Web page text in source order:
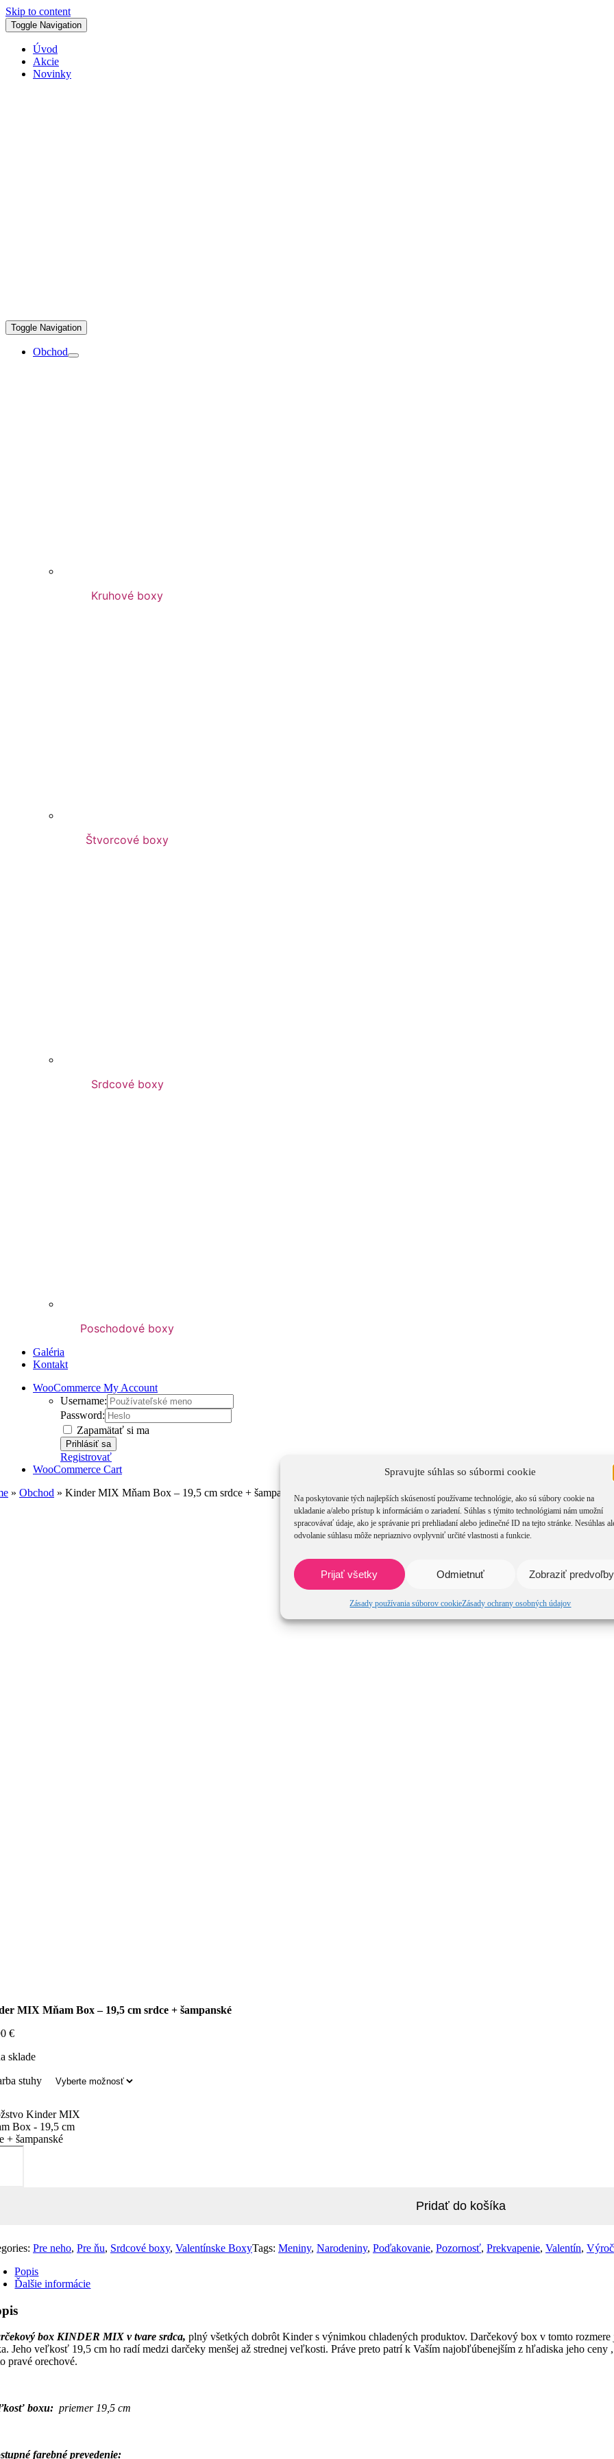
Spravujte súhlas so súbormi cookie
Na poskytovanie tých najlepších skúseností používame technológie, ako sú súbory cookie na
ukladanie a/alebo prístup k informáciám o zariadení. Súhlas s týmito technológiami nám umožní
spracovávať údaje, ako je správanie pri prehliadaní alebo jedinečné ID na tejto stránke. Nesúhlas
odvolanie súhlasu môže nepriaznivo ovplyvniť určité vlastnosti a funkcie.
Prijať všetky Odmietnuť Zobraziť predvoľby
Zásady používania súborov cookieZásady ochrany osobných údajov
Skip to content
Toggle Navigation
Úvod
Akcie
Novinky
Toggle Navigation
Obchod
Kruhové boxy
Štvorcové boxy
Srdcové boxy
Poschodové boxy
Galéria
Kontakt
WooCommerce My Account
Username:
Password:
Zapamätať si ma
Registrovať
WooCommerce Cart
» Obchod » Kinder MIX Mňam Box – 19,5 cm srdce + šampanské
MIX Mňam Box – 19,5 cm srdce + šampanské
€
sklade
stuhy
Kinder MIX
Box - 19,5 cm
+ šampanské
Pridať do košíka
Pre neho, Pre ňu, Srdcové boxy, Valentínske BoxyTags: Meniny, Narodeniny, Poďakovanie, Pozornosť, Prekvapenie, Valentín,
Popis
Ďalšie informácie
box KINDER MIX v tvare srdca, plný všetkých dobrôt Kinder s výnimkou chladených produktov. Darčekový box v tomto
Jeho veľkosť 19,5 cm ho radí medzi darčeky menšej až strednej veľkosti. Práve preto patrí k Vaším najobľúbenejším z hľadiska jeho
pravé orechové.
boxu: priemer 19,5 cm
farebné prevedenie: